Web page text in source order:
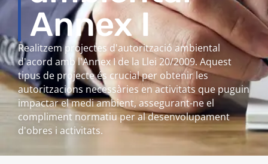
Annex I
Realitzem projectes d'autorització ambiental
d'acord amb l'Annex I de la Llei 20/2009. Aquest
tipus de projecte és crucial per obtenir les
autoritzacions necessàries en activitats que puguin
impactar el medi ambient, assegurant-ne el
compliment normatiu per al desenvolupament
d'obres i activitats.